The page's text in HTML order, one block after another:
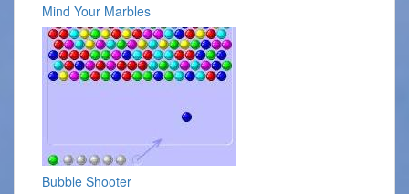
Mind Your Marbles
Bubble Shooter